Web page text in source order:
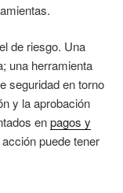
de riesgo. Una
una herramienta
seguridad en torno
y la aprobación
enpagos y
puede tener